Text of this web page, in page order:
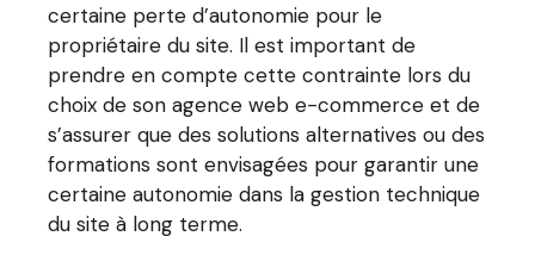
certaine perte d’autonomie pour le
propriétaire du site. Il est important de
prendre en compte cette contrainte lors du
choix de son agence web e-commerce et de
s’assurer que des solutions alternatives ou des
formations sont envisagées pour garantir une
certaine autonomie dans la gestion technique
du site à long terme.